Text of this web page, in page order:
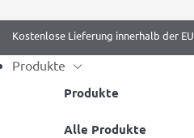
Kostenlose Lieferung innerhalb der EU
Produkte
Produkte
Alle Produkte